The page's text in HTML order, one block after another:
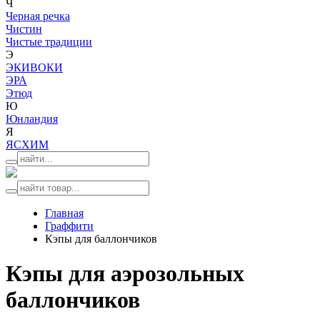
Ч
Черная речка
Чистин
Чистые традиции
Э
ЭКИВОКИ
ЭРА
Этюд
Ю
Юнландия
Я
ЯСХИМ
Главная
Граффити
Кэпы для баллончиков
Кэпы для аэрозольных
баллончиков